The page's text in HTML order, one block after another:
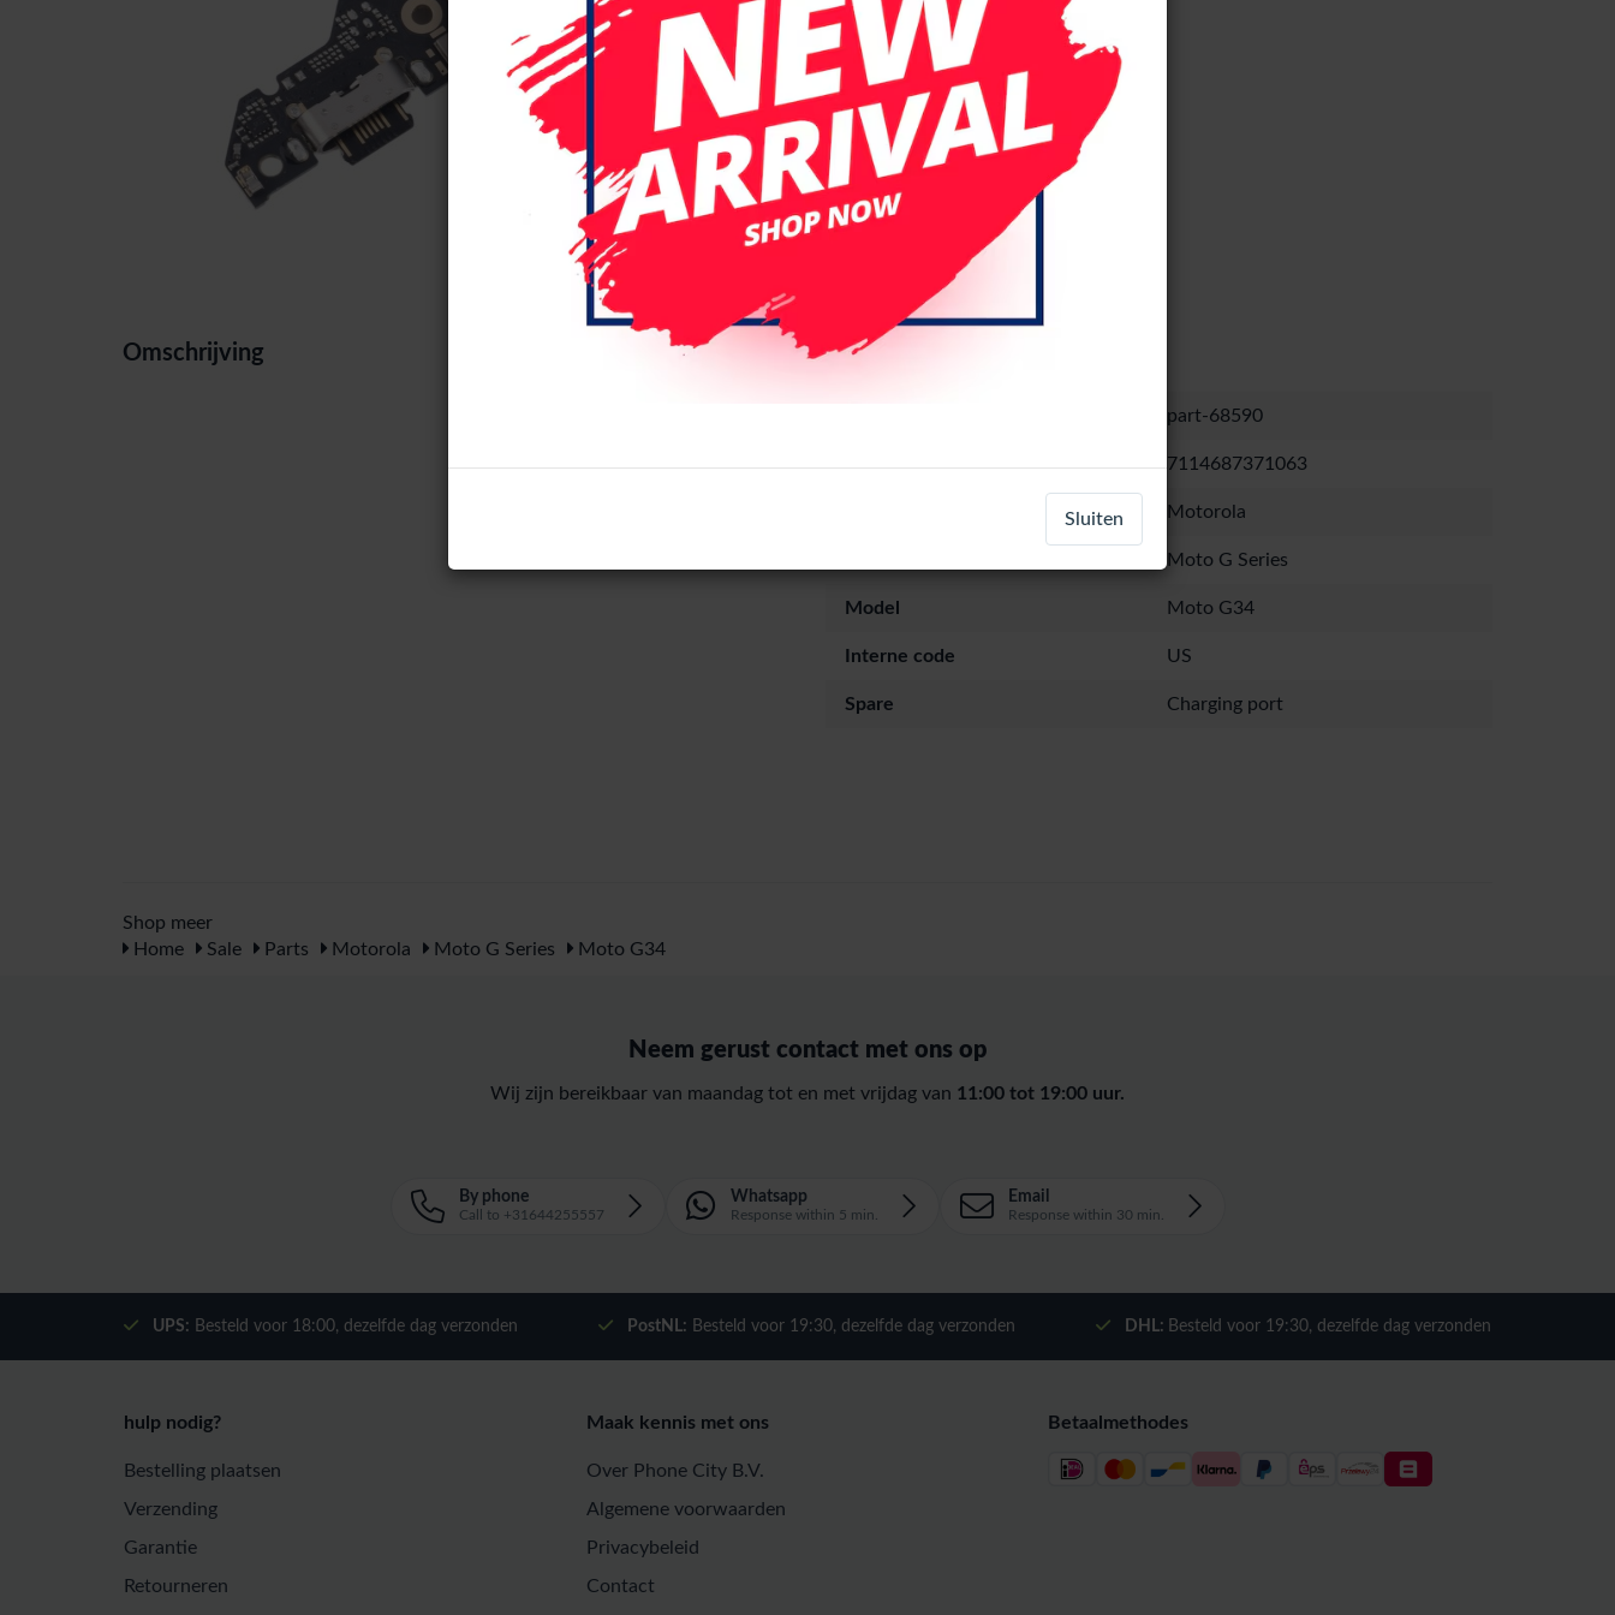
Omschrijving Specificaties
part-68590
EAN nummer 7114687371063
Motorola
Moto G Series
Model Moto G34
Interne code US
Spare Charging port
Shop meer
Home
Sale Parts Motorola Moto G Series Moto G34
Neem gerust contact met ons op
Wij zijn bereikbaar van maandag tot en met vrijdag van 11:00 tot 19:00 uur.
By phone
Call to +31644255557
Whatsapp
Response within 5 min.
Email
Response within 30 min.
UPS: Besteld voor 18:00, dezelfde dag verzonden PostNL: Besteld voor 19:30, dezelfde dag verzonden DHL: Besteld voor 19:30, dezelfde dag verzonden
hulp nodig?
Bestelling plaatsen
Verzending
Garantie
Retourneren
Maak kennis met ons
Over Phone City B.V.
Algemene voorwaarden
Privacybeleid
Contact
Betaalmethodes
Sluiten